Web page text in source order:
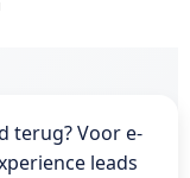
terug? Voor e-
leads